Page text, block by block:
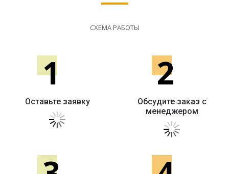
СХЕМА РАБОТЫ
1
Оставьте заявку
2
Обсудите заказ с
менеджером